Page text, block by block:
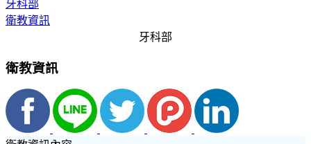
牙科部
衛教資訊
牙科部
衛教資訊